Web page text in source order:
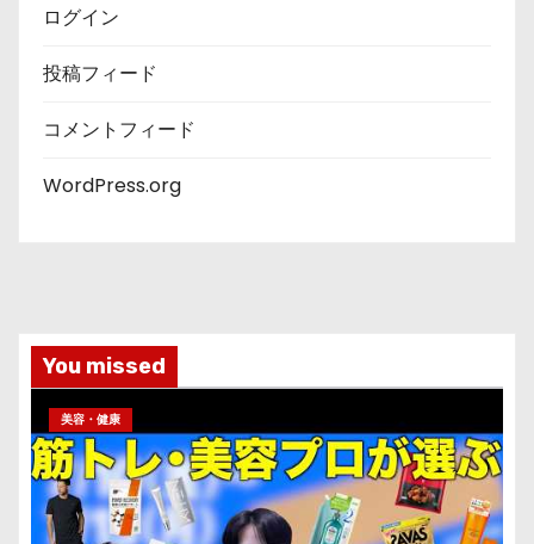
ログイン
投稿フィード
コメントフィード
WordPress.org
You missed
美容・健康